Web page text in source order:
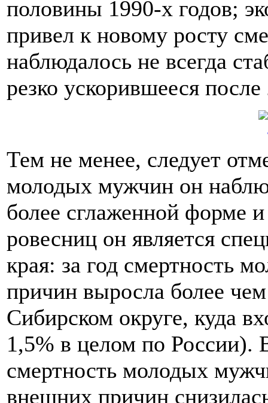
половины 1990-х годов;
привел к новому росту
наблюдалось не всегда
резко ускорившееся
Тем не менее, следует
молодых мужчин он
более сглаженной форме
ровесниц он является
края: за год смертность
причин выросла более
Сибирском округе, куда
1,5% в целом по России).
смертность молодых
внешних причин